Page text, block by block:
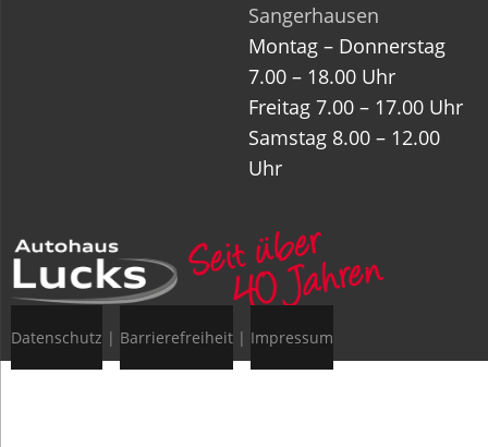
Sangerhausen
Montag – Donnerstag
7.00 – 18.00 Uhr
Freitag 7.00 – 17.00 Uhr
Samstag 8.00 – 12.00
Uhr
Datenschutz | Barrierefreiheit | Impressum